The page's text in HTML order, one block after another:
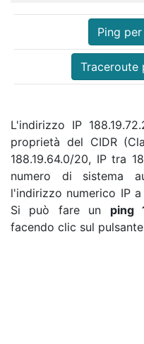
Ping
Traceroute
L'indirizzo IP
proprietà del CIDR
188.19.64.0/20, IP tra
numero di sistema
l'indirizzo numerico IP
Si può fare un ping
facendo clic sul